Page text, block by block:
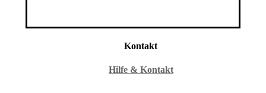
Kontakt
Hilfe & Kontakt